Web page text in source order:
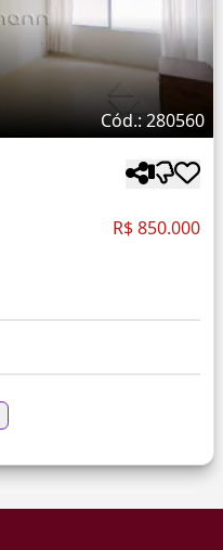
Cód.: 280560
R$ 850.000